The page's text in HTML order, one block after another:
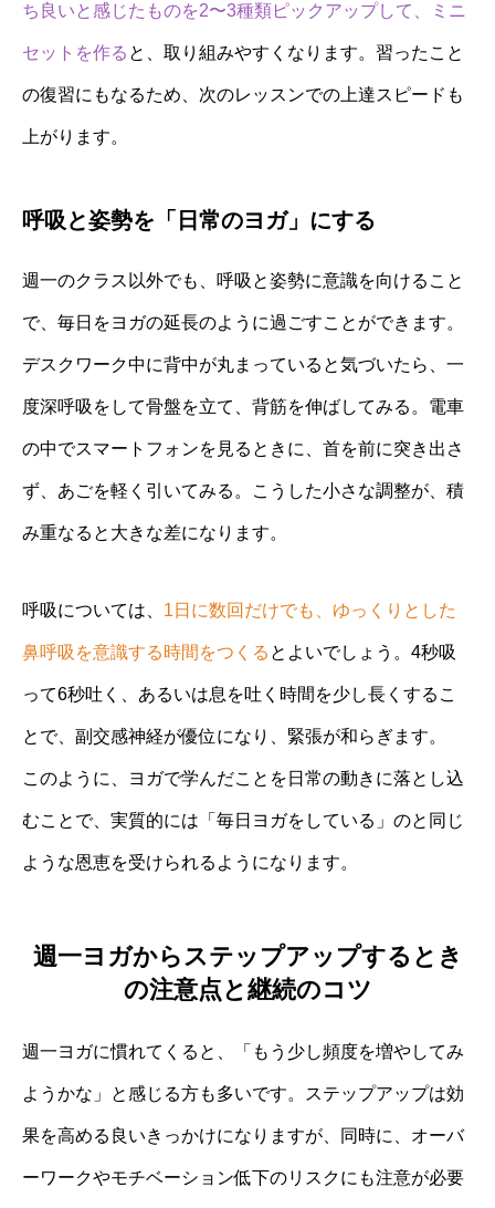
ち良いと感じたものを2〜3種類ピックアップして、ミニ
セットを作る と、取り組みやすくなります。習ったこと
の復習にもなるため、次のレッスンでの上達スピードも
上がります。
呼吸と姿勢を「日常のヨガ」にする
週一のクラス以外でも、呼吸と姿勢に意識を向けること
で、毎日をヨガの延長のように過ごすことができます。
デスクワーク中に背中が丸まっていると気づいたら、一
度深呼吸をして骨盤を立て、背筋を伸ばしてみる。電車
の中でスマートフォンを見るときに、首を前に突き出さ
ず、あごを軽く引いてみる。こうした小さな調整が、積
み重なると大きな差になります。
呼吸については、 1日に数回だけでも、ゆっくりとした
鼻呼吸を意識する時間をつくる とよいでしょう。4秒吸
って6秒吐く、あるいは息を吐く時間を少し長くするこ
とで、副交感神経が優位になり、緊張が和らぎます。
このように、ヨガで学んだことを日常の動きに落とし込
むことで、実質的には「毎日ヨガをしている」のと同じ
ような恩恵を受けられるようになります。
週一ヨガからステップアップするとき
の注意点と継続のコツ
週一ヨガに慣れてくると、「もう少し頻度を増やしてみ
ようかな」と感じる方も多いです。ステップアップは効
果を高める良いきっかけになりますが、同時に、オーバ
ーワークやモチベーション低下のリスクにも注意が必要